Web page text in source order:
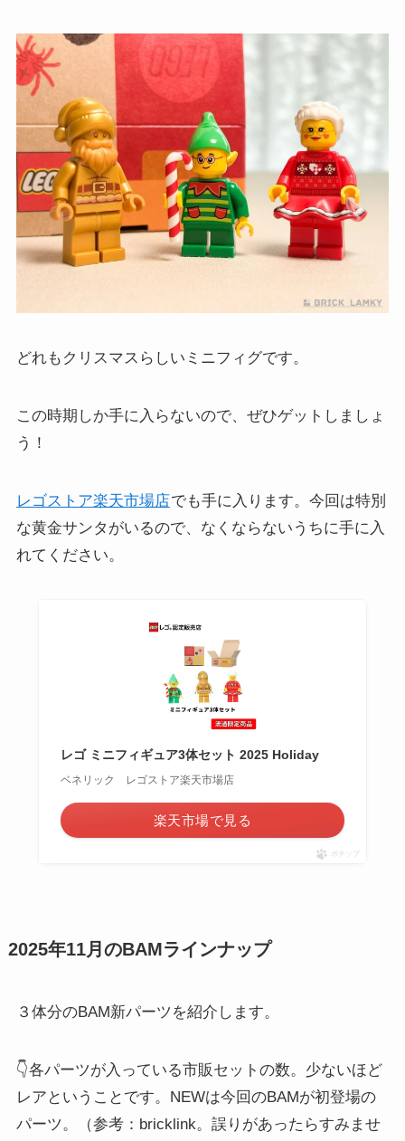
どれもクリスマスらしいミニフィグです。
この時期しか手に入らないので、ぜひゲットしましょ
う！
レゴストア楽天市場店でも手に入ります。今回は特別
な黄金サンタがいるので、なくならないうちに手に入
れてください。
レゴ ミニフィギュア3体セット 2025 Holiday
ベネリック レゴストア楽天市場店
楽天市場で見る
ポチップ
2025年11月のBAMラインナップ
３体分のBAM新パーツを紹介します。
👇各パーツが入っている市販セットの数。少ないほど
レアということです。NEWは今回のBAMが初登場の
パーツ。（参考：bricklink。誤りがあったらすみませ